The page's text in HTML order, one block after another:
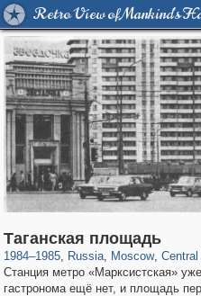
Retro View of Mankind's
Таганская площадь
1984–1985, Russia
1,407,328
, Moscow
319,882 8,286
, Central
160,021
Станция метро «Марксистская»
гастронома ещё нет, и площадь